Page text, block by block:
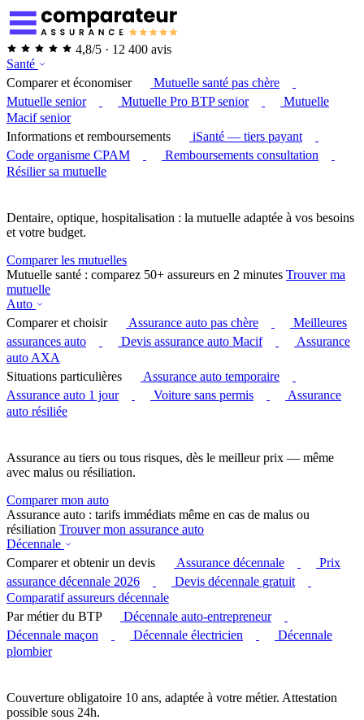
4,8/5 · 12 400 avis
Santé
Comparer et économiser
Mutuelle santé pas chère
Mutuelle senior
Mutuelle Pro BTP senior
Mutuelle
Macif senior
Informations et remboursements
iSanté — tiers payant
Code organisme CPAM
Remboursements consultation
Résilier sa mutuelle
Dentaire, optique, hospitalisation : la mutuelle adaptée à vos besoins
et votre budget.
Comparer les mutuelles
Mutuelle santé : comparez 50+ assureurs en 2 minutes Trouver ma
mutuelle
Auto
Comparer et choisir
Assurance auto pas chère
Meilleures
assurances auto
Devis assurance auto Macif
Assurance
auto AXA
Situations particulières
Assurance auto temporaire
Assurance auto 1 jour
Voiture sans permis
Assurance
auto résiliée
Assurance au tiers ou tous risques, dès le meilleur prix — même
avec malus ou résiliation.
Comparer mon auto
Assurance auto : tarifs immédiats même en cas de malus ou
résiliation Trouver mon assurance auto
Décennale
Comparer et obtenir un devis
Assurance décennale
Prix
assurance décennale 2026
Devis décennale gratuit
Comparatif assureurs décennale
Par métier du BTP
Décennale auto-entrepreneur
Décennale maçon
Décennale électricien
Décennale
plombier
Couverture obligatoire 10 ans, adaptée à votre métier. Attestation
possible sous 24h.